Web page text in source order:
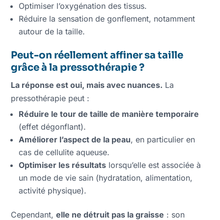
Optimiser l’oxygénation des tissus.
Réduire la sensation de gonflement, notamment
autour de la taille.
Peut-on réellement affiner sa taille
grâce à la pressothérapie ?
La réponse est oui, mais avec nuances. La
pressothérapie peut :
Réduire le tour de taille de manière temporaire
(effet dégonflant).
Améliorer l’aspect de la peau, en particulier en
cas de cellulite aqueuse.
Optimiser les résultats lorsqu’elle est associée à
un mode de vie sain (hydratation, alimentation,
activité physique).
Cependant,elle ne détruit pas la graisse : son